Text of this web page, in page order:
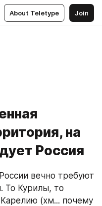
About Teletype Join
на
Россия
вечно требуют
То Курилы, то
(хм... почему